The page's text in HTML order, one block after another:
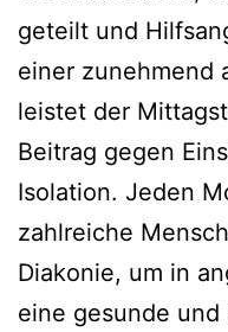
geteilt und
einer zunehmend
leistet der
Beitrag gegen
Isolation. Jeden
zahlreiche
Diakonie, um in
eine gesunde